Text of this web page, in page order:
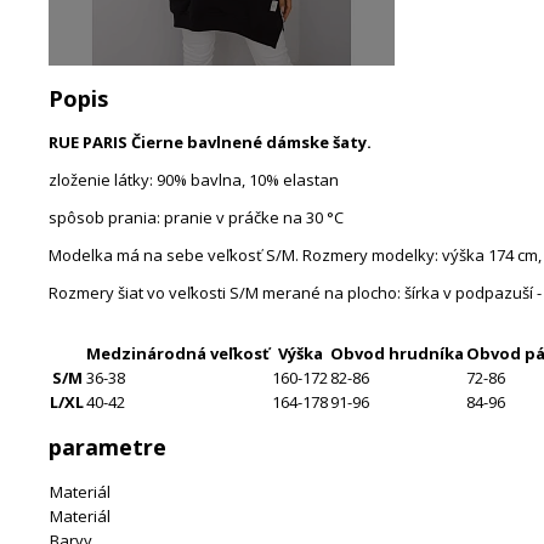
Popis
RUE PARIS Čierne bavlnené dámske šaty.
zloženie látky: 90% bavlna, 10% elastan
spôsob prania: pranie v práčke na 30 °C
Modelka má na sebe veľkosť S/M. Rozmery modelky: výška 174 cm,
Rozmery šiat vo veľkosti S/M merané na plocho: šírka v podpazuší
Medzinárodná veľkosť Výška Obvod hrudníka Obvod
S/M 36-38 160-17282-86
72-86
L/XL40-42 164-17891-96 84-96
parametre
Materiál
Materiál